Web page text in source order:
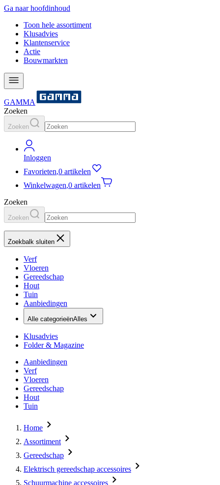
Ga naar hoofdinhoud
Toon hele assortiment
Klusadvies
Klantenservice
Actie
Bouwmarkten
GAMMA
Zoeken
Zoeken
Inloggen
Favorieten,0 artikelen
Winkelwagen,0 artikelen
Zoeken
Zoeken
Zoekbalk sluiten
Verf
Vloeren
Gereedschap
Hout
Tuin
Aanbiedingen
Alle categorieënAlles
Klusadvies
Folder & Magazine
Aanbiedingen
Verf
Vloeren
Gereedschap
Hout
Tuin
Home
Assortiment
Gereedschap
Elektrisch gereedschap accessoires
Schuurmachine accessoires